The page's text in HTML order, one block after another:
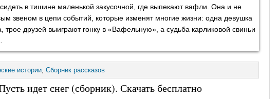
в тишине маленькой закусочной, где выпекают вафли. Она и не
звеном в цепи событий, которые изменят многие жизни: одна девушка
трое друзей выиграют гонку в «Вафельную», а судьба карликовой свиньи
истории Сборник рассказов
идет снег (сборник). Скачать бесплатно